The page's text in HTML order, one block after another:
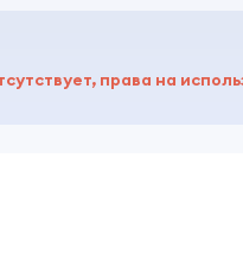
права на